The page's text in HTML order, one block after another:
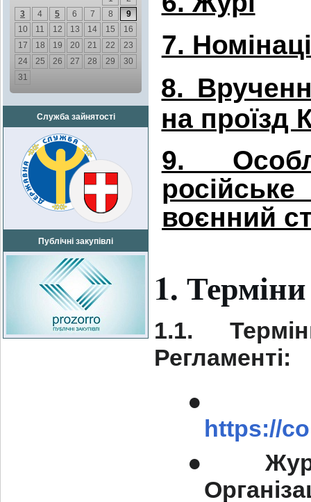
3
4 5 6 7 8
9
10
11 12 13 14 15
16
17
18 19 20 21 22
23
24
25 26 27 28 29
30
31
Служба зайнятості
Публічні закупівлі
7.
8.
на проїзд
9.
воєнний
1. Терміни
1.1.
Регламенті:
●
https://
●